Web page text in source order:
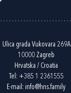
Ulica grada Vukovara 269A
10000 Zagreb
Hrvatska / Croatia
Tel: +385 1 2361555
E-mail: info@hns.family